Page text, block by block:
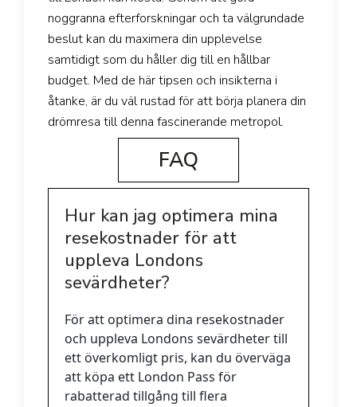
noggranna efterforskningar och ta välgrundade
beslut kan du maximera din upplevelse
samtidigt som du håller dig till en hållbar
budget. Med de här tipsen och insikterna i
åtanke, är du väl rustad för att börja planera din
drömresa till denna fascinerande metropol.
FAQ
Hur kan jag optimera mina
resekostnader för att
uppleva Londons
sevärdheter?
För att optimera dina resekostnader
och uppleva Londons sevärdheter till
ett överkomligt pris, kan du överväga
att köpa ett London Pass för
rabatterad tillgång till flera